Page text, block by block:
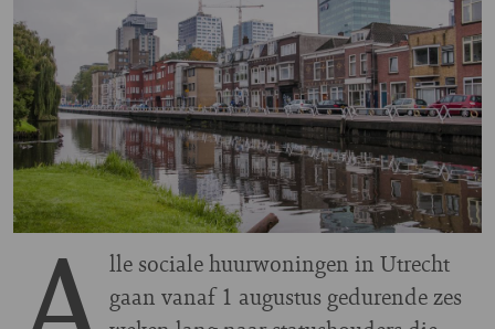
lle sociale huurwoningen in Utrecht
gaan vanaf 1 augustus gedurende zes